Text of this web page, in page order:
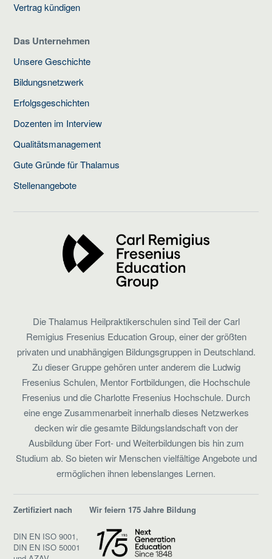
Vertrag kündigen
Das Unternehmen
Unsere Geschichte
Bildungsnetzwerk
Erfolgsgeschichten
Dozenten im Interview
Qualitätsmanagement
Gute Gründe für Thalamus
Stellenangebote
Die Thalamus Heilpraktikerschulen sind Teil der Carl
Remigius Fresenius Education Group, einer der größten
privaten und unabhängigen Bildungsgruppen in Deutschland.
Zu dieser Gruppe gehören unter anderem die Ludwig
Fresenius Schulen, Mentor Fortbildungen, die Hochschule
Fresenius und die Charlotte Fresenius Hochschule. Durch
eine enge Zusammenarbeit innerhalb dieses Netzwerkes
decken wir die gesamte Bildungslandschaft von der
Ausbildung über Fort- und Weiterbildungen bis hin zum
Studium ab. So bieten wir Menschen vielfältige Angebote und
ermöglichen ihnen lebenslanges Lernen.
Zertifiziert nach
DIN EN ISO 9001,
DIN EN ISO 50001
Wir feiern 175 Jahre Bildung